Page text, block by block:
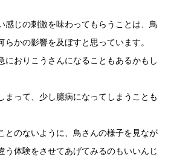
感じの刺激を味わってもらうことは、鳥
らかの影響を及ぼすと思っています。
におりこうさんになることもあるかもし
まって、少し臆病になってしまうことも
とのないように、鳥さんの様子を見なが
う体験をさせてあげてみるのもいいんじ